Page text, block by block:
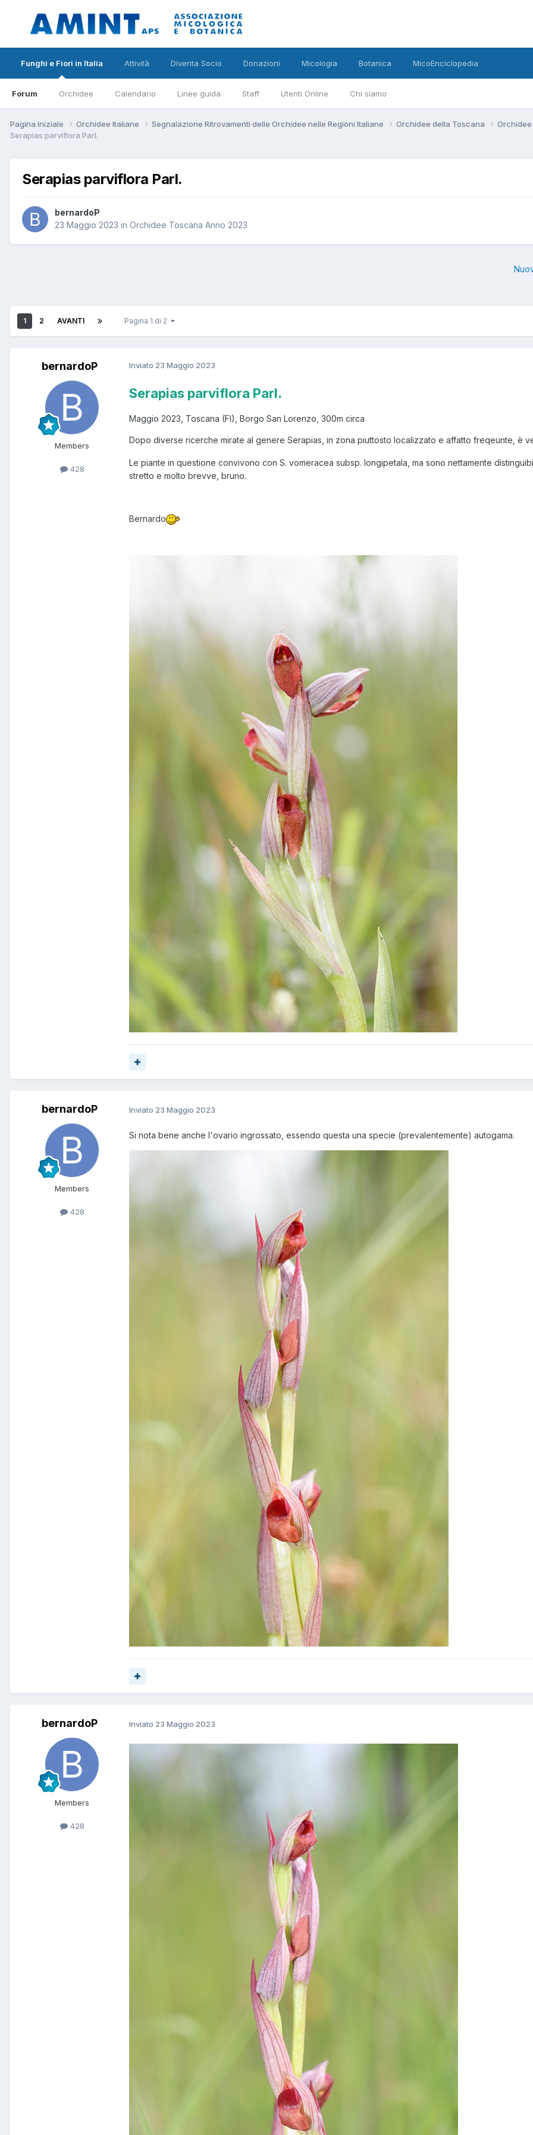
Funghi e Fiori in Italia
Forum Orchidee Calendario Linee guida Staff Utenti Online Chi siamo
Attività Diventa Socio Donazioni Micologia Botanica MicoEnciclopedia
Pagina Iniziale Orchidee Italiane Segnalazione Ritrovamenti delle Orchidee nelle Regioni Italiane Orchidee della Toscana
Serapias parviflora Parl.
Serapias parviflora Parl.
bernardoP
23 Maggio 2023 in Orchidee Toscana Anno 2023
1 2 AVANTI Pagina 1 di 2
bernardoP
Members
428
Inviato 23 Maggio 2023
Serapias parviflora Parl.
Maggio 2023, Toscana (FI), Borgo San Lorenzo, 300m circa
Dopo diverse ricerche mirate al genere Serapias, in zona piuttosto localizzato e affatto freqeunte, è
Le piante in questione convivono con S. vomeracea subsp. longipetala, ma sono nettamente
stretto e molto brevve, bruno.
Bernardo
bernardoP
Members
428
Inviato 23 Maggio 2023
Si nota bene anche l'ovario ingrossato, essendo questa una specie (prevalentemente) autogama.
bernardoP
Members
428
Inviato 23 Maggio 2023